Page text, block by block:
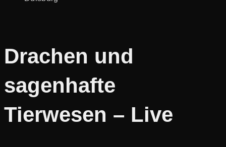
Drachen und
sagenhafte
Tierwesen – Live